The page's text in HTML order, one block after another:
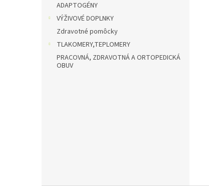
ADAPTOGÉNY
VÝŽIVOVÉ DOPLNKY
Zdravotné pomôcky
TLAKOMERY,TEPLOMERY
PRACOVNÁ, ZDRAVOTNÁ A ORTOPEDICKÁ
OBUV